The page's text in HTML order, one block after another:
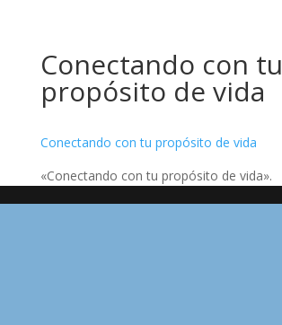
Conectando con tu
propósito de vida
Conectando con tu propósito de vida
«Conectando con tu propósito de vida».